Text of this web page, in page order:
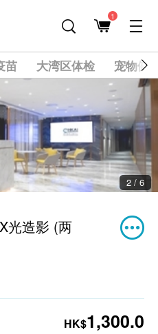
1
苗 大湾区体检 宠物健
2 / 6
光造影 (两
HK$1,300.0